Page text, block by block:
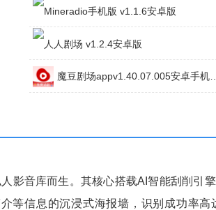
Mineradio手机版v1.1.6安卓版
人人剧场v1.2.4安卓版
影音库而生。其核心搭载AI智能刮削引
等信息的沉浸式海报墙，识别成功率高